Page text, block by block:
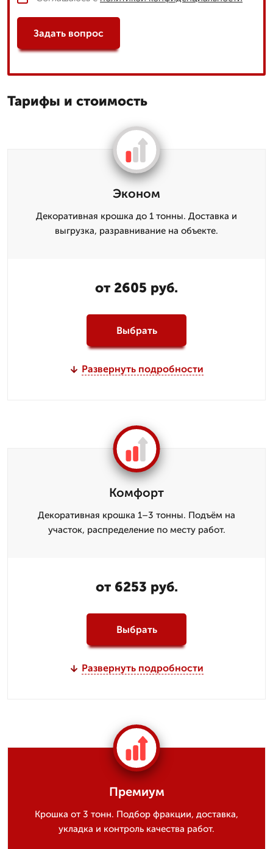
Задать вопрос
Тарифы и стоимость
Эконом
Декоративная крошка до 1 тонны. Доставка и
выгрузка, разравнивание на объекте.
от 2605 руб.
Выбрать
Развернуть подробности
Комфорт
Декоративная крошка 1–3 тонны. Подъём на
участок, распределение по месту работ.
от 6253 руб.
Выбрать
Развернуть подробности
Премиум
Крошка от 3 тонн. Подбор фракции, доставка,
укладка и контроль качества работ.